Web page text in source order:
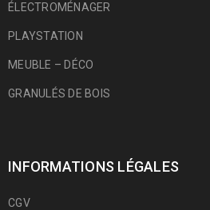
ÉLECTROMÉNAGER
PLAYSTATION
MEUBLE – DÉCO
GRANULÉS DE BOIS
INFORMATIONS LÉGALES
CGV